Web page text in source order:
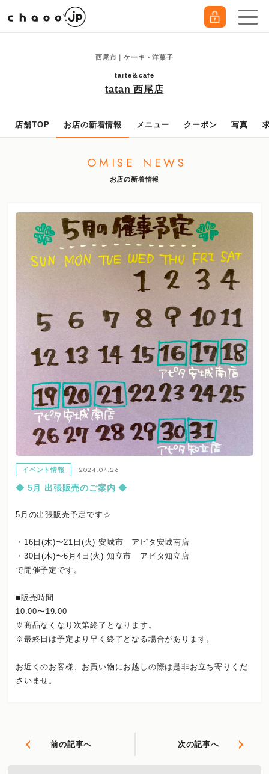
西尾市｜ケーキ・洋菓子
tarte＆cafe
tatan 西尾店
店舗TOP お店の新着情報 メニュー クーポン 写真
OMISE NEWS
お店の新着情報
イベント情報
2024.04.26
◆ 5月 出張販売のご案内 ◆
5月の出張販売予定です☆
・16日(木)〜21日(火) 安城市 アピタ安城南店
・30日(木)〜6月4日(火) 知立市 アピタ知立店
で開催予定です。
■販売時間
10:00〜19:00
※商品なくなり次第終了となります。
※最終日は予定より早く終了となる場合があります。
お近くのお客様、お買い物にお越しの際は是非お立ち寄りくだ
さいませ。
前の記事へ 次の記事へ